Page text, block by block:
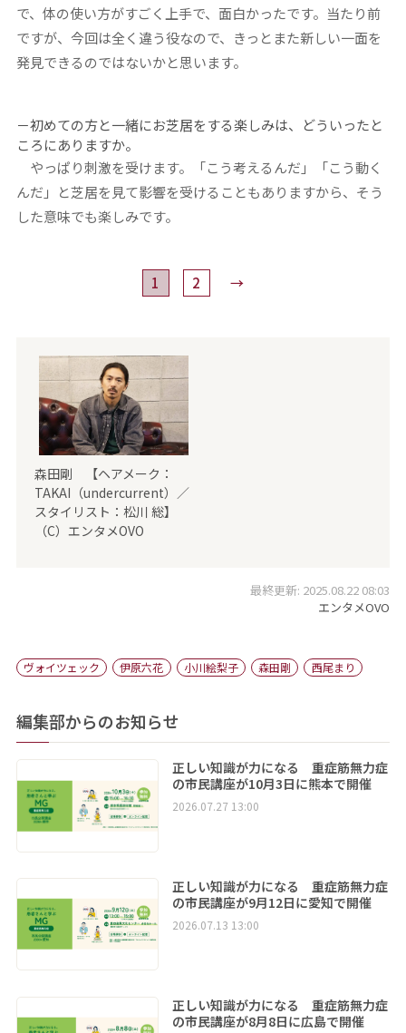
で、体の使い方がすごく上手で、面白かったです。当たり前
ですが、今回は全く違う役なので、きっとまた新しい一面を
発見できるのではないかと思います。
－初めての方と一緒にお芝居をする楽しみは、どういったと
ころにありますか。
やっぱり刺激を受けます。「こう考えるんだ」「こう動く
んだ」と芝居を見て影響を受けることもありますから、そう
した意味でも楽しみです。
1 2 →
森田剛 【ヘアメーク：
TAKAI（undercurrent）／
スタイリスト：松川 総】
（C）エンタメOVO
最終更新: 2025.08.22 08:03
エンタメOVO
ヴォイツェック 伊原六花 小川絵梨子 森田剛 西尾まり
編集部からのお知らせ
正しい知識が力になる 重症筋無力症
の市民講座が10月3日に熊本で開催
2026.07.27 13:00
正しい知識が力になる 重症筋無力症
の市民講座が9月12日に愛知で開催
2026.07.13 13:00
正しい知識が力になる 重症筋無力症
の市民講座が8月8日に広島で開催